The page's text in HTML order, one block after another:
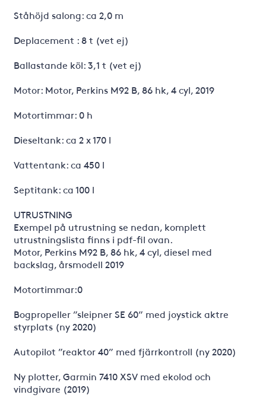
Ståhöjd salong: ca 2,0 m
Deplacement : 8 t (vet ej)
Ballastande köl: 3,1 t (vet ej)
Motor: Motor, Perkins M92 B, 86 hk, 4 cyl, 2019
Motortimmar: 0 h
Dieseltank: ca 2 x 170 l
Vattentank: ca 450 l
Septitank: ca 100 l
UTRUSTNING
Exempel på utrustning se nedan, komplett
utrustningslista finns i pdf-fil ovan.
Motor, Perkins M92 B, 86 hk, 4 cyl, diesel med
backslag, årsmodell 2019
Motortimmar:0
Bogpropeller ”sleipner SE 60” med joystick aktre
styrplats (ny 2020)
Autopilot ”reaktor 40” med fjärrkontroll (ny 2020)
Ny plotter, Garmin 7410 XSV med ekolod och
vindgivare (2019)